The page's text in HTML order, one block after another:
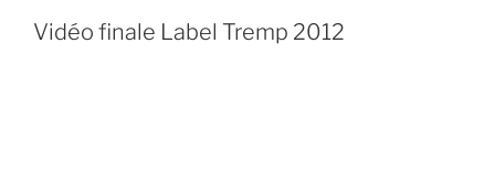
Vidéo finale Label Tremp 2012